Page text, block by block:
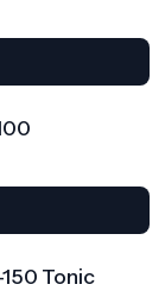
Tonic